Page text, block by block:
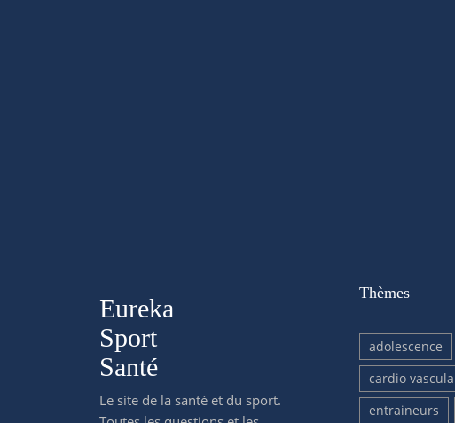
Eureka
Sport
Santé
Le site de la santé et du sport.
Thèmes
adolescence
cardio
entraineurs